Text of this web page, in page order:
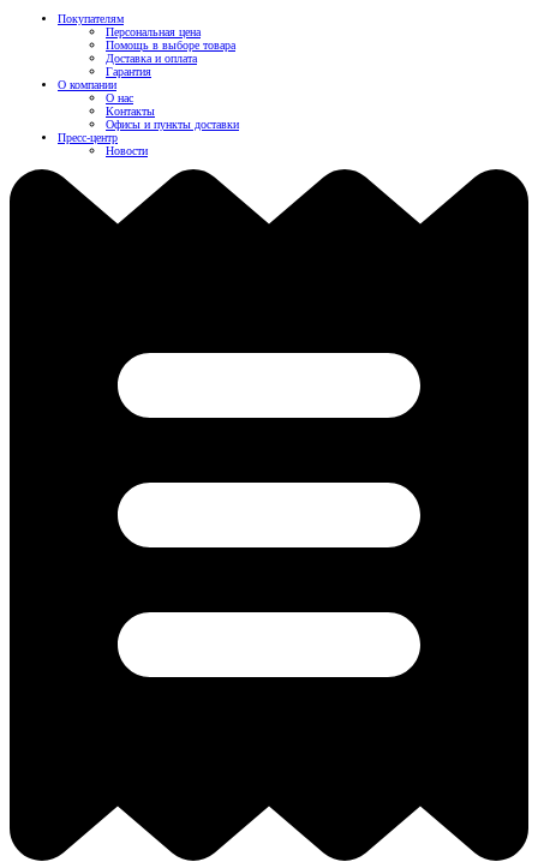
Покупателям
Персональная цена
Помощь в выборе товара
Доставка и оплата
Гарантия
О компании
О нас
Контакты
Офисы и пункты доставки
Пресс-центр
Новости